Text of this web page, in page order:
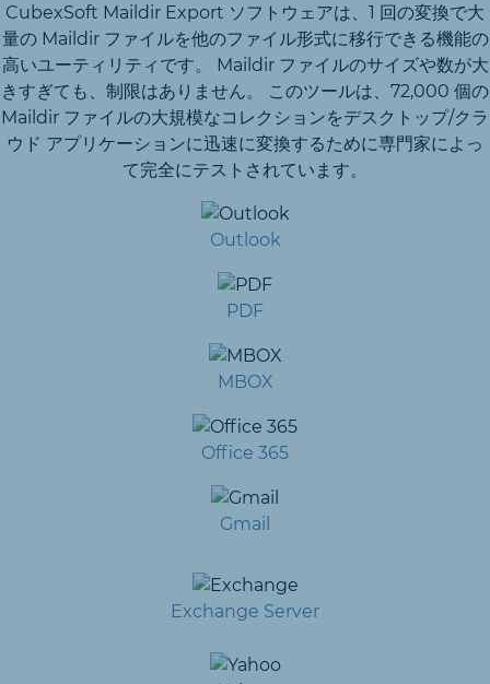
CubexSoft Maildir Export ソフトウェアは、1 回の変換で大
量の Maildir ファイルを他のファイル形式に移行できる機能の
高いユーティリティです。 Maildir ファイルのサイズや数が大
きすぎても、制限はありません。 このツールは、72,000 個の
Maildir ファイルの大規模なコレクションをデスクトップ/クラ
ウド アプリケーションに迅速に変換するために専門家によっ
て完全にテストされています。
Outlook
PDF
MBOX
Office 365
Gmail
Exchange Server